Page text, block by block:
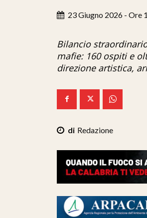
23 Giugno 2026 - Ore
Bilancio
mafie: 160 ospiti e
direzione artistica,
Redazione